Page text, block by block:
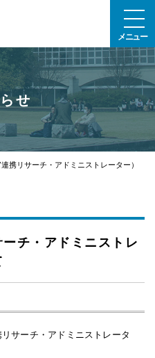
メニュー
せ
携リサーチ・アドミニストレーター）
チ・アドミニストレ
サーチ・アドミニストレータ